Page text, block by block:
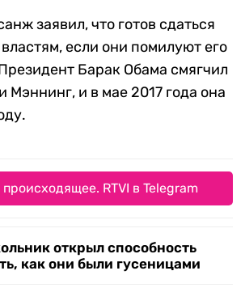
заявил, что готов сдаться
если они помилуют его
Барак Обама смягчил
Мэннинг, и в мае 2017 года она
RTVI в Telegram
открыл способность
как они были гусеницами